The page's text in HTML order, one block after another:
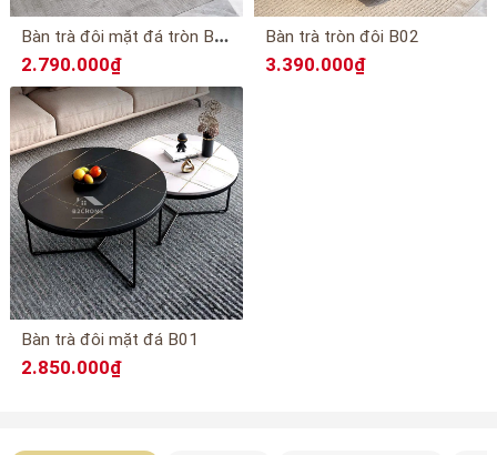
B
àn trà đôi mặt đá tròn B03
2.790.000₫
Bàn trà tròn đôi B02
3.390.000₫
Bàn trà đôi mặt đá B01
2.850.000₫